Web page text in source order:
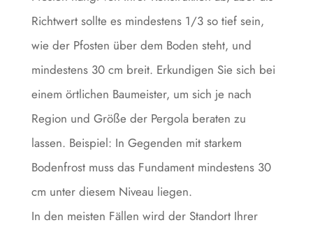
Richtwert sollte es mindestens 1/3 so tief sein,
wie der Pfosten über dem Boden steht, und
mindestens 30 cm breit. Erkundigen Sie sich bei
einem örtlichen Baumeister, um sich je nach
Region und Größe der Pergola beraten zu
lassen. Beispiel: In Gegenden mit starkem
Bodenfrost muss das Fundament mindestens 30
cm unter diesem Niveau liegen.
In den meisten Fällen wird der Standort Ihrer